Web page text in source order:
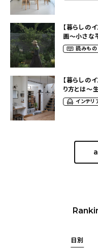
【暮らしの
画〜小さな
（
読みもの
【暮らしの
り方とは〜
インテリ
日別